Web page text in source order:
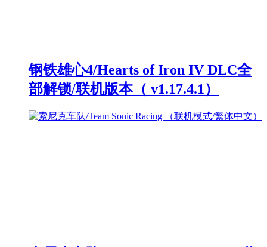
钢铁雄心4/Hearts of Iron IV DLC全
部解锁/联机版本（ v1.17.4.1）